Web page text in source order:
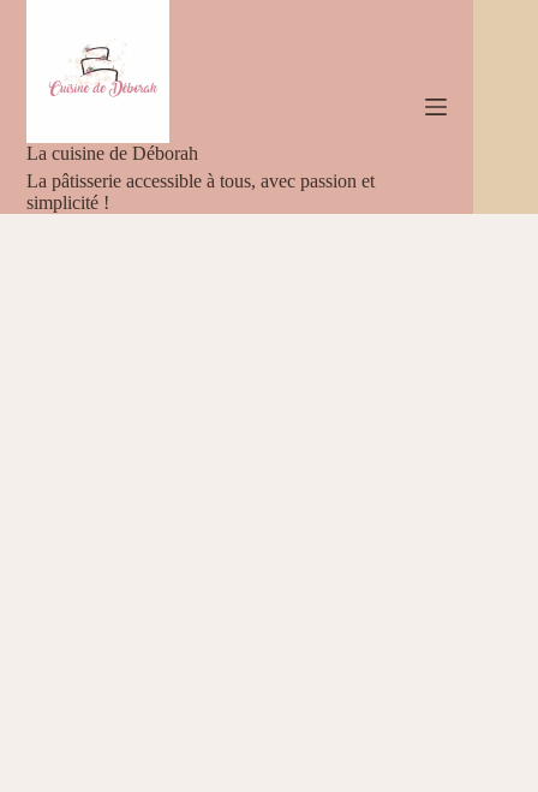
La cuisine de Déborah
La pâtisserie accessible à tous, avec passion et
simplicité !